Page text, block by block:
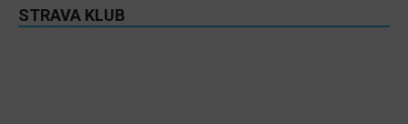
STRAVA KLUB